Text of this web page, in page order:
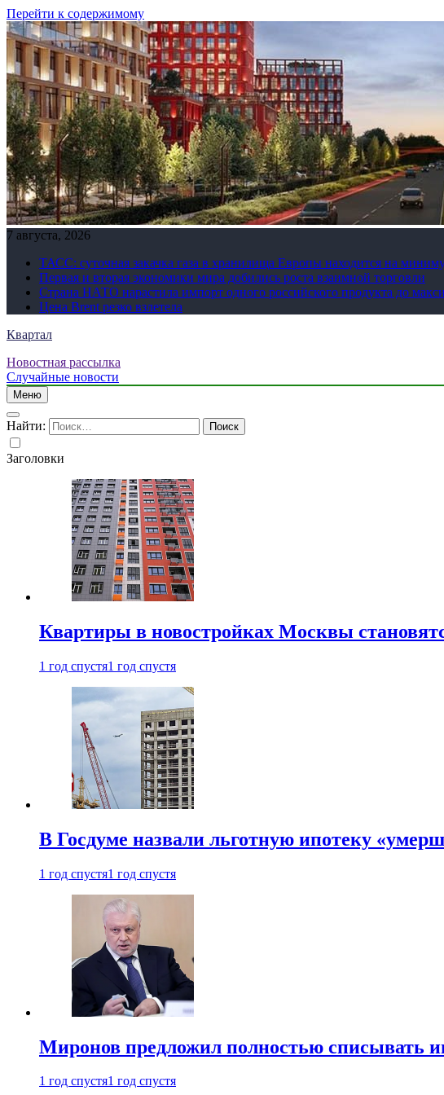
Перейти к содержимому
7 августа, 2026
ТАСС: суточная закачка газа в хранилища Европы находится на
Первая и вторая экономики мира добились роста взаимной торговли
Страна НАТО нарастила импорт одного российского продукта до
Цена Brent резко взлетела
Квартал
Новостная рассылка
Случайные новости
Меню
Найти:
Заголовки
Квартиры в новостройках Москвы
1 год спустя1 год спустя
В Госдуме назвали льготную ипотеку
1 год спустя1 год спустя
Миронов предложил полностью списывать
1 год спустя1 год спустя